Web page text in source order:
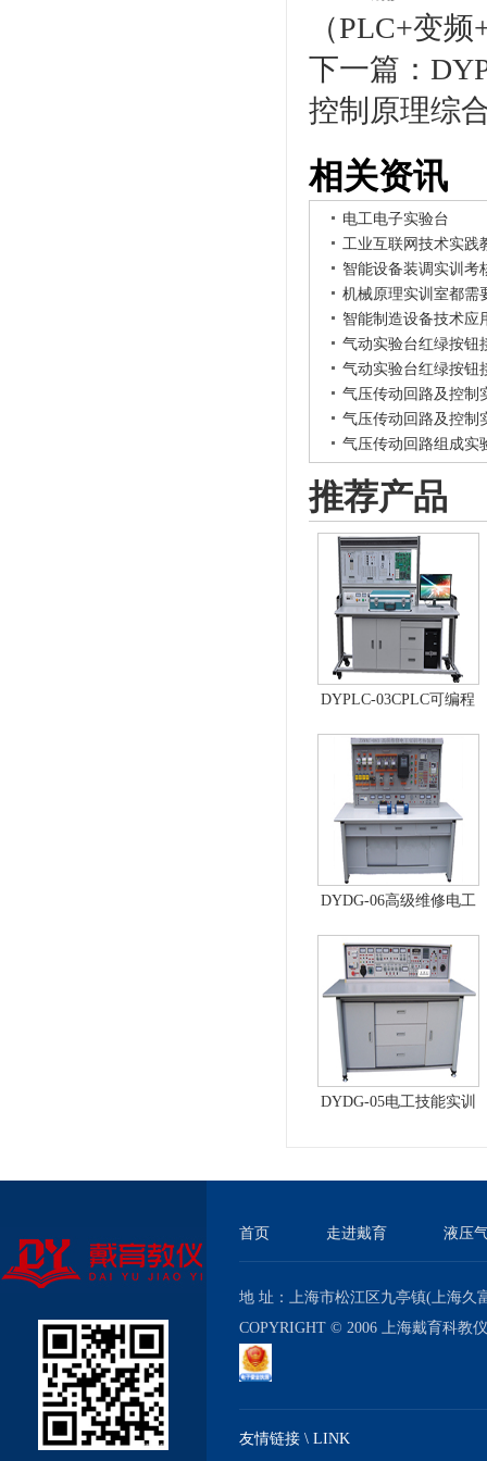
（PLC+变
下一篇：
控制原理综
相关资讯
电工电子实验台
工业互联网技术实践
智能设备装调实训考
机械原理实训室都需
智能制造设备技术应
气动实验台红绿按钮
气动实验台红绿按钮
气压传动回路及控制
气压传动回路及控制
气压传动回路组成实
推荐产品
DYPLC-03CPLC可编程
统、自动控制原理综合
实验台
DYDG-06高级维修电工
型）
DYDG-05电工技能实训
首页 走进戴育 液压
地 址：上海市松江区九亭镇(上海
COPYRIGHT © 2006 上海戴育科
友情链接 \ LINK